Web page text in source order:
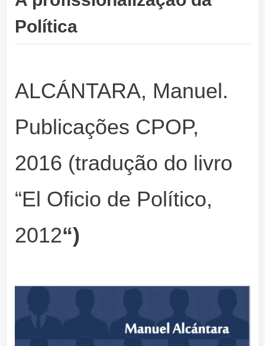
Política
ALCÁNTARA, Manuel.
Publicações CPOP,
2016 (tradução do livro
“El Oficio de Político,
2012“)